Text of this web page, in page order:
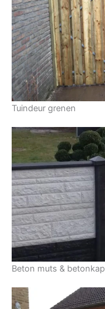
Tuindeur grenen
Beton muts & betonkap